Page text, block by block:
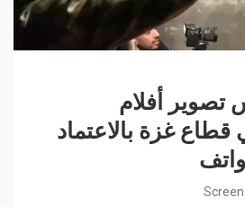
تصوير أفلام
قطاع غزة بالاعتماد